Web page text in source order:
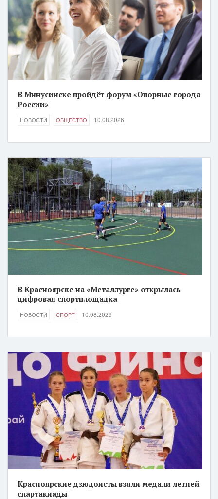
В Минусинске пройдёт форум «Опорные города
России»
НОВОСТИ ОБЩЕСТВО 10.08.2026
В Красноярске на «Металлурге» открылась
цифровая спортплощадка
НОВОСТИ СПОРТ 10.08.2026
Красноярские дзюдоисты взяли медали летней
спартакиады